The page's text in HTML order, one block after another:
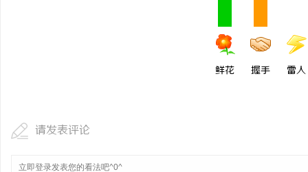
鲜花 握手 雷人
请发表评论